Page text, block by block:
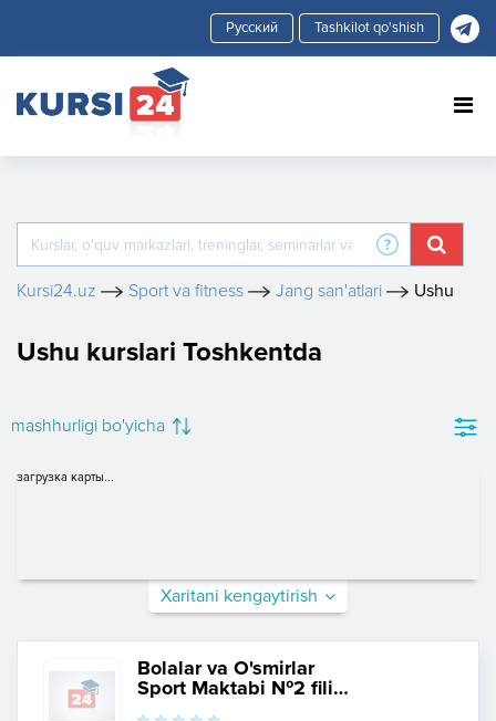
Tashkilot qo'shish
Kursi24.uz Sport va fitness Jang san'atlari Ushu
Ushu kurslari Toshkentda
mashhurligi bo'yicha
загрузка карты...
Xaritani kengaytirish
Bolalar va O'smirlar
Sport Maktabi №2 filial